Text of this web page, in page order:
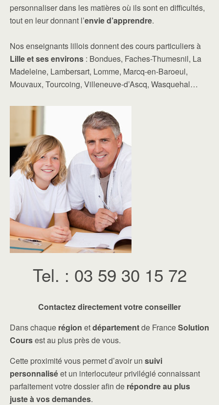
personnaliser dans les matières où ils sont en difficultés,
tout en leur donnant l’envie d’apprendre.
Nos enseignants lillois donnent des cours particuliers à
Lille et ses environs : Bondues, Faches-Thumesnil, La
Madeleine, Lambersart, Lomme, Marcq-en-Baroeul,
Mouvaux, Tourcoing, Villeneuve-d’Ascq, Wasquehal…
Tel. : 03 59 30 15 72
Contactez directement votre conseiller
Dans chaque région etdépartementde FranceSolution
Coursest au plus près de vous.
Cette proximité vous permet d’avoir un suivi
personnaliséet un interlocuteur privilégié connaissant
parfaitement votre dossier afin de répondre au plus
juste à vos demandes.